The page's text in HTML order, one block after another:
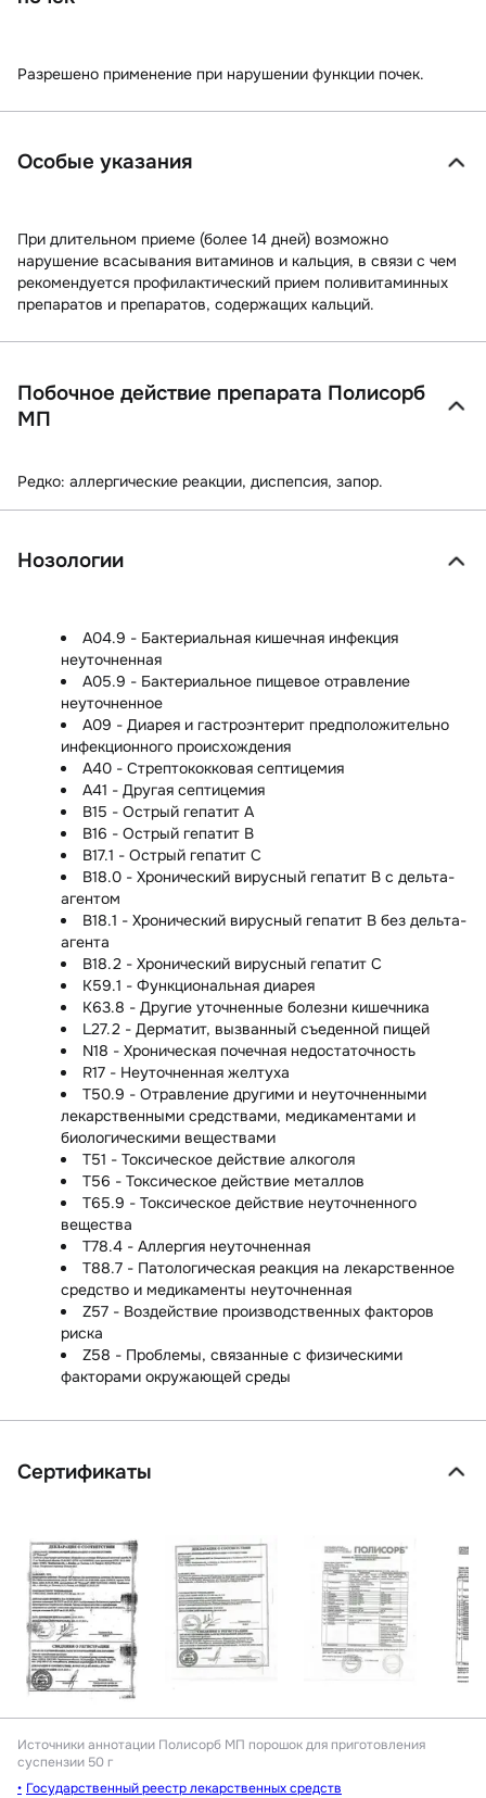
Разрешено применение при нарушении функции почек.
Особые указания
При длительном приеме (более 14 дней) возможно
нарушение всасывания витаминов и кальция, в связи с чем
рекомендуется профилактический прием поливитаминных
препаратов и препаратов, содержащих кальций.
Побочное действие препарата Полисорб
МП
Редко: аллергические реакции, диспепсия, запор.
Нозологии
A04.9 - Бактериальная кишечная инфекция
неуточненная
A05.9 - Бактериальное пищевое отравление
неуточненное
A09 - Диарея и гастроэнтерит предположительно
инфекционного происхождения
A40 - Стрептококковая септицемия
A41 - Другая септицемия
B15 - Острый гепатит A
B16 - Острый гепатит B
B17.1 - Острый гепатит C
B18.0 - Хронический вирусный гепатит B с дельта-
агентом
B18.1 - Хронический вирусный гепатит B без дельта-
агента
B18.2 - Хронический вирусный гепатит C
K59.1 - Функциональная диарея
K63.8 - Другие уточненные болезни кишечника
L27.2 - Дерматит, вызванный съеденной пищей
N18 - Хроническая почечная недостаточность
R17 - Неуточненная желтуха
T50.9 - Отравление другими и неуточненными
лекарственными средствами, медикаментами и
биологическими веществами
T51 - Токсическое действие алкоголя
T56 - Токсическое действие металлов
T65.9 - Токсическое действие неуточненного
вещества
T78.4 - Аллергия неуточненная
T88.7 - Патологическая реакция на лекарственное
средство и медикаменты неуточненная
Z57 - Воздействие производственных факторов
риска
Z58 - Проблемы, связанные с физическими
факторами окружающей среды
Сертификаты
Источники аннотации Полисорб МП порошок для приготовления
суспензии 50 г
Государственный реестр лекарственных средств